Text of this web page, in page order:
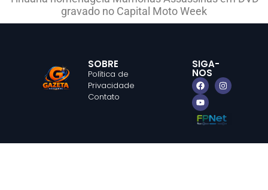
gravado no Capital Moto Week
SOBRE
Política de
Privacidade
Contato
SIGA-
NOS